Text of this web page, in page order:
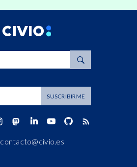
SUSCRIBIRME
contacto@civio.es